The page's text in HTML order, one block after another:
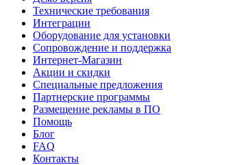
Технические требования
Интеграции
Оборудование для установки
Сопровождение и поддержка
Интернет-Магазин
Акции и скидки
Специальные предложения
Партнерские программы
Размещение рекламы в ПО
Помощь
Блог
FAQ
Контакты